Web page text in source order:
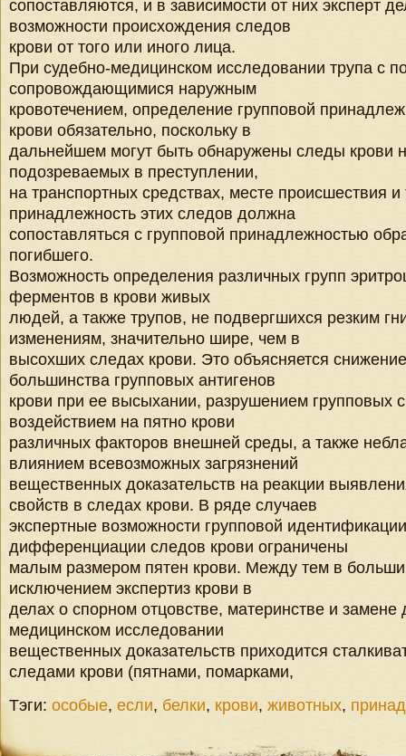
сопоставляются, и в зависимости от них эксперт
возможности происхождения следов
крови от того или иного лица.
При судебно-медицинском исследовании трупа с
сопровождающимися наружным
кровотечением, определение групповой
крови обязательно, поскольку в
дальнейшем могут быть обнаружены следы крови
подозреваемых в преступлении,
на транспортных средствах, месте происшествия и
принадлежность этих следов должна
сопоставляться с групповой принадлежностью
погибшего.
Возможность определения различных групп
ферментов в крови живых
людей, а также трупов, не подвергшихся резким
изменениям, значительно шире, чем в
высохших следах крови. Это объясняется
большинства групповых антигенов
крови при ее высыхании, разрушением групповых
воздействием на пятно крови
различных факторов внешней среды, а также
влиянием всевозможных загрязнений
вещественных доказательств на реакции
свойств в следах крови. В ряде случаев
экспертные возможности групповой
дифференциации следов крови ограничены
малым размером пятен крови. Между тем в
исключением экспертиз крови в
делах о спорном отцовстве, материнстве и замене
медицинском исследовании
вещественных доказательств приходится
следами крови (пятнами, помарками,
Тэги: особые, если, белки, крови, животных,